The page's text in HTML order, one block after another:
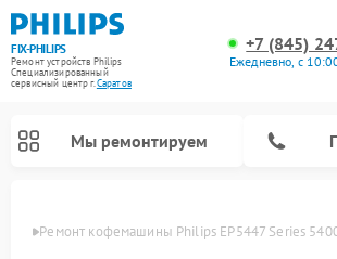
FIX-PHILIPS
Ремонт устройств Philips
Специализированный
cервисный центр г.Саратов
+7 (845)
Ежедневно, с
Мы ремонтируем
Ремонт кофемашины Philips EP5447 Series